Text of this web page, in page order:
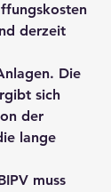
derzeit
Die
sich
der
lange
muss